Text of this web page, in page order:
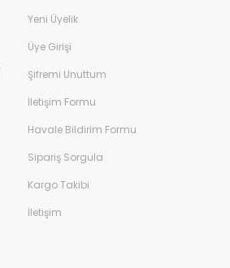
Yeni Üyelik
Üye Girişi
Şifremi Unuttum
İletişim Formu
Havale Bildirim Formu
Sipariş Sorgula
Kargo Takibi
İletişim